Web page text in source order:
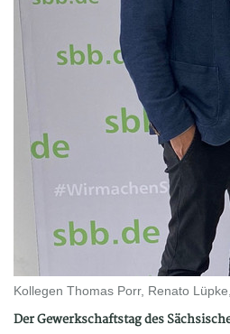
Kollegen Thomas Porr, Renato
Der Gewerkschaftstag des